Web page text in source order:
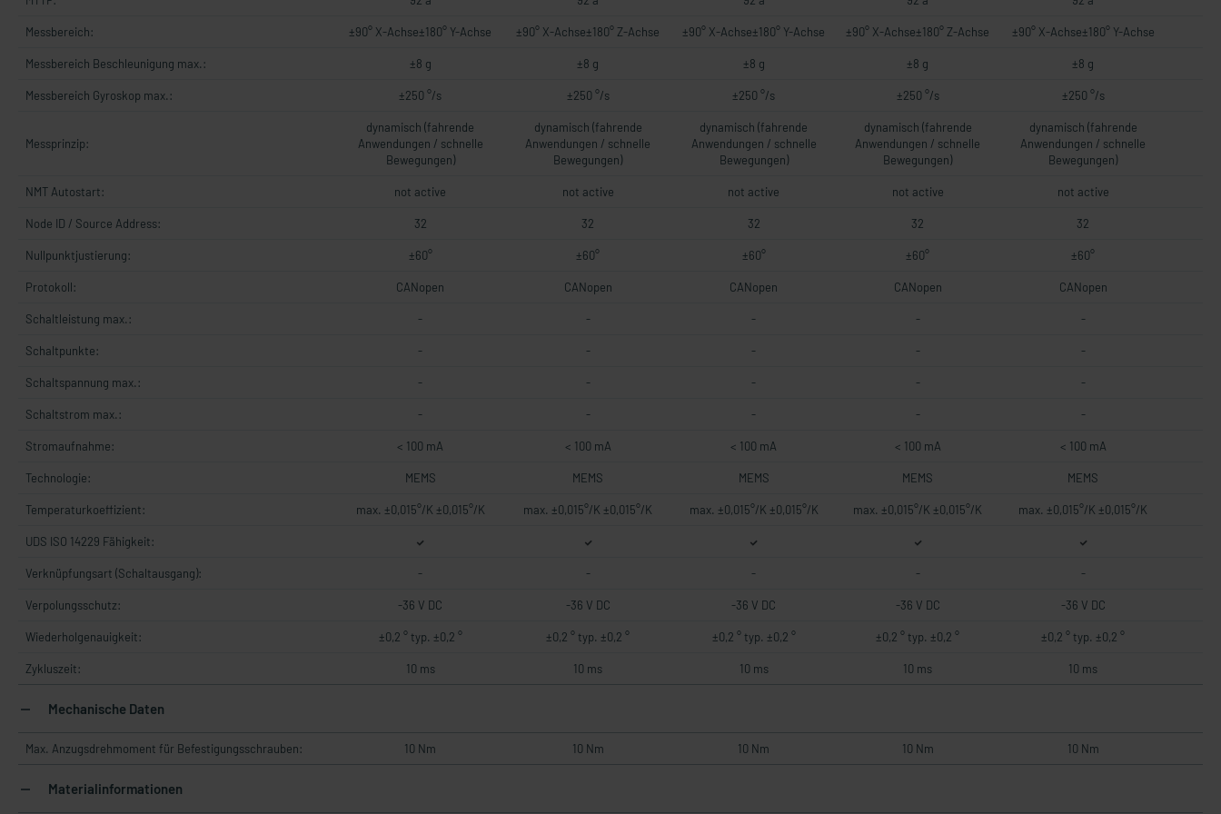
Messbereich: ±90° X-Achse±180° Y-Achse ±90° X-Achse±180° Z-Achse ±90° X-Achse±180° Y-Achse ±90° X-Achse±180° Z-Achse ±90° X-Achse±180° Y-Achse
Messbereich Beschleunigung max.: ±8 g ±8 g ±8 g ±8 g ±8 g
Messbereich Gyroskop max.: ±250 °/s ±250 °/s ±250 °/s ±250 °/s ±250 °/s
Messprinzip:
dynamisch (fahrende
Anwendungen / schnelle
Bewegungen)
dynamisch (fahrende
Anwendungen / schnelle
Bewegungen)
dynamisch (fahrende
Anwendungen / schnelle
Bewegungen)
dynamisch (fahrende
Anwendungen / schnelle
Bewegungen)
dynamisch (fahrende
Anwendungen / schnelle
Bewegungen)
NMT Autostart: not active not active not active not active not active
Node ID / Source Address: 32 32 32 32 32
Nullpunktjustierung: ±60° ±60° ±60° ±60° ±60°
Protokoll: CANopen CANopen CANopen CANopen CANopen
Schaltleistung max.: - - - - -
Schaltpunkte: - - - - -
Schaltspannung max.: - - - - -
Schaltstrom max.: - - - - -
Stromaufnahme: < 100 mA < 100 mA < 100 mA < 100 mA < 100 mA
Technologie: MEMS MEMS MEMS MEMS MEMS
Temperaturkoeffizient: max. ±0,015°/K ±0,015°/K max. ±0,015°/K ±0,015°/K max. ±0,015°/K ±0,015°/K max. ±0,015°/K ±0,015°/K max. ±0,015°/K ±0,015°/K
UDS ISO 14229 Fähigkeit:
Verknüpfungsart (Schaltausgang): - - - - -
Verpolungsschutz: -36 V DC -36 V DC -36 V DC -36 V DC -36 V DC
Wiederholgenauigkeit: ±0,2 ° typ. ±0,2 ° ±0,2 ° typ. ±0,2 ° ±0,2 ° typ. ±0,2 ° ±0,2 ° typ. ±0,2 ° ±0,2 ° typ. ±0,2 °
Zykluszeit: 10 ms 10 ms 10 ms 10 ms 10 ms
Mechanische Daten
Max. Anzugsdrehmoment für Befestigungsschrauben: 10 Nm 10 Nm 10 Nm 10 Nm 10 Nm
Materialinformationen